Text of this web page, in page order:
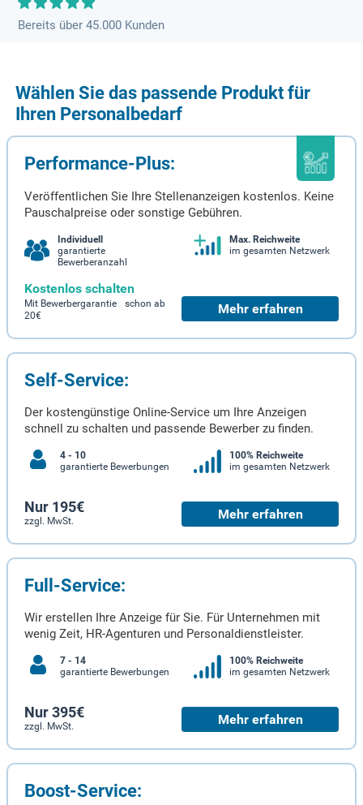
Bereits über 45.000 Kunden
Wählen Sie das passende Produkt für
Ihren Personalbedarf
Performance-Plus:
Veröffentlichen Sie Ihre Stellenanzeigen kostenlos. Keine
Pauschalpreise oder sonstige Gebühren.
Individuell
garantierte
Bewerberanzahl
Max. Reichweite
im gesamten Netzwerk
Kostenlos schalten
Mit Bewerbergarantie schon ab
20€
Mehr erfahren
Self-Service:
Der kostengünstige Online-Service um Ihre Anzeigen
schnell zu schalten und passende Bewerber zu finden.
4 - 10
garantierte Bewerbungen
100% Reichweite
im gesamten Netzwerk
Nur 195€
zzgl. MwSt. Mehr erfahren
Full-Service:
Wir erstellen Ihre Anzeige für Sie. Für Unternehmen mit
wenig Zeit, HR-Agenturen und Personaldienstleister.
7 - 14
garantierte Bewerbungen
100% Reichweite
im gesamten Netzwerk
Nur 395€
zzgl. MwSt. Mehr erfahren
Boost-Service: